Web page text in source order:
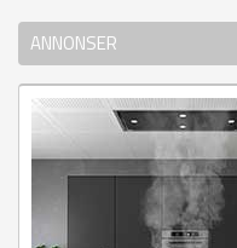
ANNONSER